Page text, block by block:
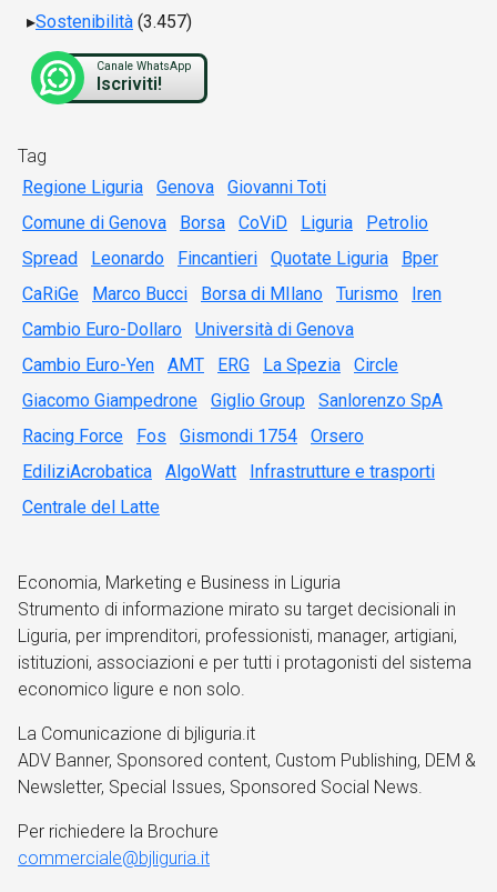
Sostenibilità (3.457)
Canale WhatsApp
Iscriviti!
Tag
Regione Liguria
Genova
Giovanni Toti
Comune di Genova
Borsa CoViD Liguria
Petrolio
Spread
Leonardo Fincantieri Quotate Liguria
Bper
CaRiGe
Marco Bucci Borsa di MIlano Turismo
Iren
Cambio Euro-Dollaro
Università di Genova
Cambio Euro-Yen
AMT ERG La Spezia
Circle
Giacomo Giampedrone
Giglio Group
Sanlorenzo SpA
Racing Force
Fos Gismondi 1754
Orsero
EdiliziAcrobatica
AlgoWatt
Infrastrutture e trasporti
Centrale del Latte
Economia, Marketing e Business in Liguria
Strumento di informazione mirato su target decisionali in
Liguria, per imprenditori, professionisti, manager, artigiani,
istituzioni, associazioni e per tutti i protagonisti del sistema
economico ligure e non solo.
La Comunicazione di bjliguria.it
ADV Banner, Sponsored content, Custom Publishing, DEM &
Newsletter, Special Issues, Sponsored Social News.
Per richiedere la Brochure
commerciale@bjliguria.it